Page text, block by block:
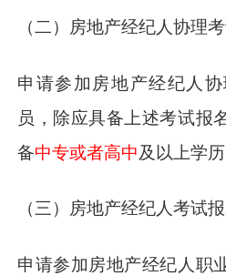
（二）房地产经纪人协理
申请参加房地产经纪人
员，除应具备上述考试报
备中专或者高中及以上学历
（三）房地产经纪人考试
申请参加房地产经纪人职